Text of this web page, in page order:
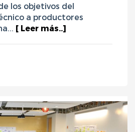
los objetivos del
a productores
[ Leer más..]